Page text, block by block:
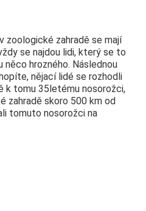
zoologické zahradě se mají
se najdou lidi, který se to
něco hrozného. Následnou
nějací lidé se rozhodli
k tomu 35letému nosorožci,
zahradě skoro 500 km od
tomuto nosorožci na